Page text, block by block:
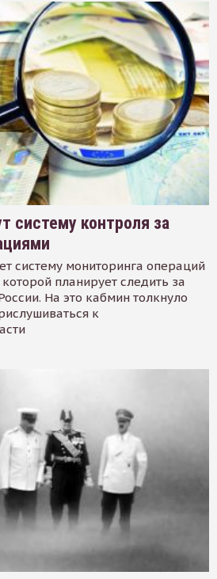
систему контроля за
систему мониторинга операций
планирует следить за
На это кабмин толкнуло
к